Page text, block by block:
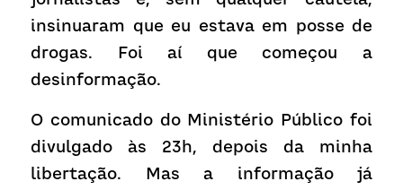
insinuaram que eu estava em posse de
drogas. Foi aí que começou a
desinformação.
O comunicado do Ministério Público foi
divulgado às 23h, depois da minha
libertação. Mas a informação já